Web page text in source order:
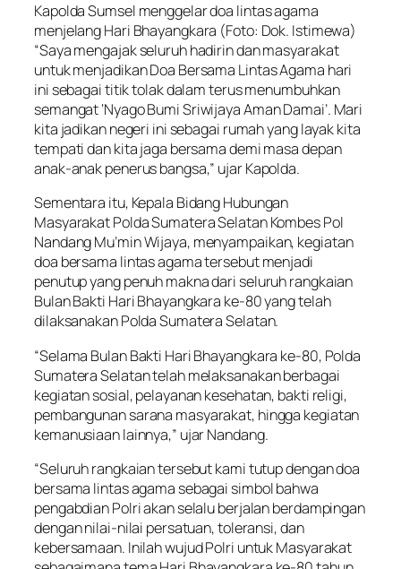
Kapolda Sumsel menggelar doa lintas agama
menjelang Hari Bhayangkara (Foto: Dok. Istimewa)
“Saya mengajak seluruh hadirin dan masyarakat
untuk menjadikan Doa Bersama Lintas Agama hari
ini sebagai titik tolak dalam terus menumbuhkan
semangat ‘Nyago Bumi Sriwijaya Aman Damai’. Mari
kita jadikan negeri ini sebagai rumah yang layak kita
tempati dan kita jaga bersama demi masa depan
anak-anak penerus bangsa,” ujar Kapolda.
Sementara itu, Kepala Bidang Hubungan
Masyarakat Polda Sumatera Selatan Kombes Pol
Nandang Mu’min Wijaya, menyampaikan, kegiatan
doa bersama lintas agama tersebut menjadi
penutup yang penuh makna dari seluruh rangkaian
Bulan Bakti Hari Bhayangkara ke-80 yang telah
dilaksanakan Polda Sumatera Selatan.
“Selama Bulan Bakti Hari Bhayangkara ke-80, Polda
Sumatera Selatan telah melaksanakan berbagai
kegiatan sosial, pelayanan kesehatan, bakti religi,
pembangunan sarana masyarakat, hingga kegiatan
kemanusiaan lainnya,” ujar Nandang.
“Seluruh rangkaian tersebut kami tutup dengan doa
bersama lintas agama sebagai simbol bahwa
pengabdian Polri akan selalu berjalan berdampingan
dengan nilai-nilai persatuan, toleransi, dan
kebersamaan. Inilah wujud Polri untuk Masyarakat